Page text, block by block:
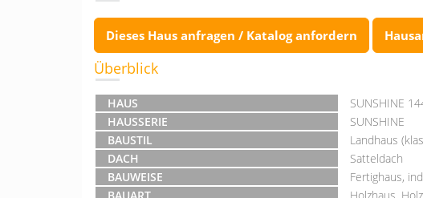
Dieses Haus anfragen / Katalog anfordern
Überblick
HAUS
SUNSHINE
HAUSSERIE
SUNSHINE
BAUSTIL
Landhaus
DACH
Satteldach
BAUWEISE
Fertighaus,